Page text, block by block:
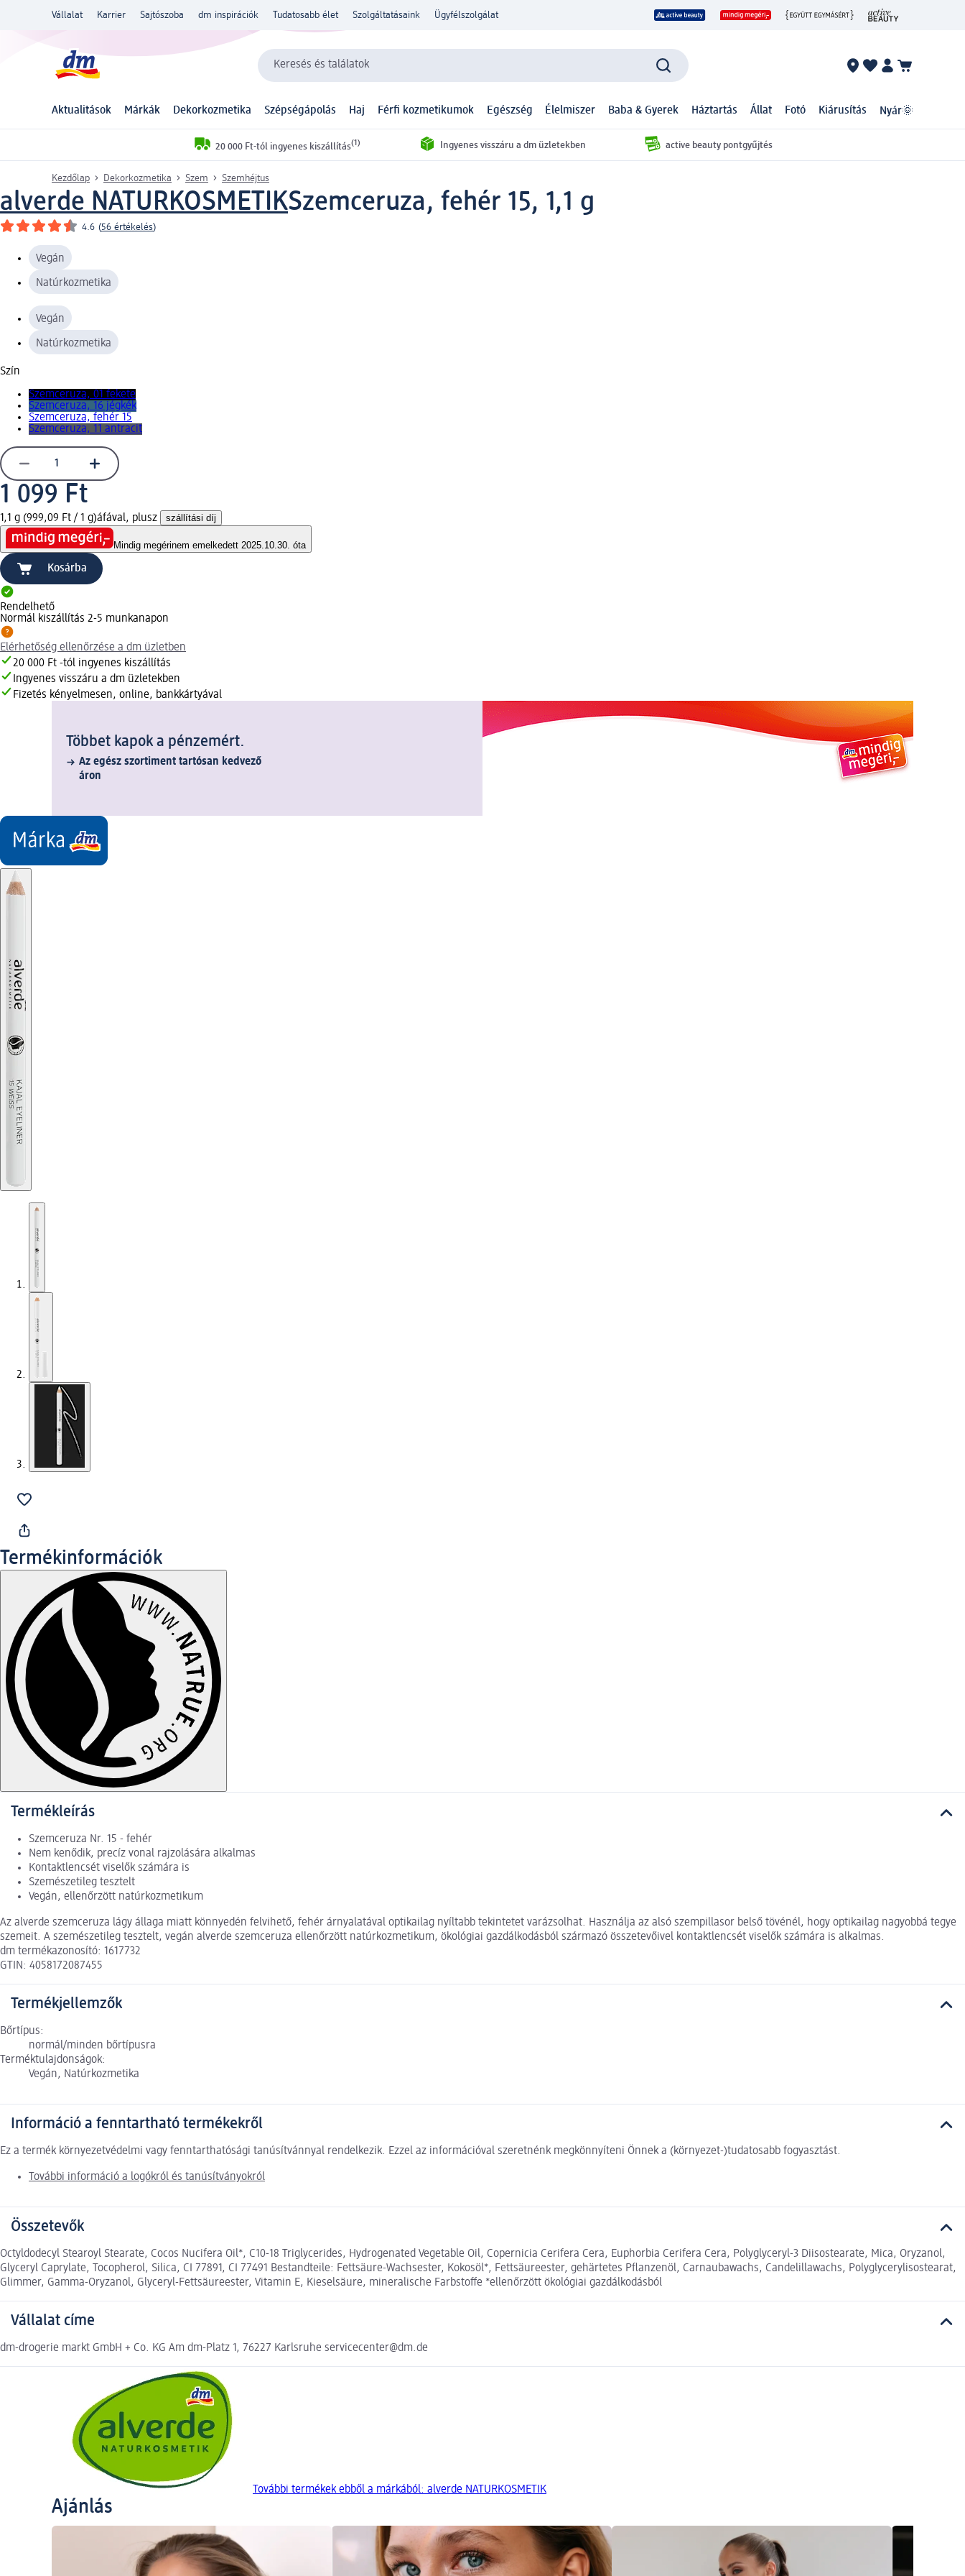
Vállalat Karrier Sajtószoba dm inspirációk Tudatosabb élet Szolgáltatásaink Ügyfélszolgálat
Keresés és találatok
Aktualitások Márkák Dekorkozmetika Szépségápolás Haj Férfi kozmetikumok Egészség Élelmiszer Baba & Gyerek Háztartás Állat Fotó Kiárusítás Nyár🌞
20 000 Ft-tól ingyenes kiszállítás(1) Ingyenes visszáru a dm üzletekben active beauty pontgyűjtés
Kezdőlap Dekorkozmetika Szem Szemhéjtus
alverde NATURKOSMETIKSzemceruza, fehér 15, 1,1 g
4.6 (56 értékelés)
Vegán
Natúrkozmetika
Vegán
Natúrkozmetika
Szín
Szemceruza, 01 fekete
Szemceruza, 16 jégkék
Szemceruza, fehér 15
Szemceruza, 11 antracit
1 099 Ft
1,1 g (999,09 Ft / 1 g)áfával, plusz szállítási díj
Mindig megérinem emelkedett 2025.10.30. óta
Kosárba
Rendelhető
Normál kiszállítás 2-5 munkanapon
Elérhetőség ellenőrzése a dm üzletben
20 000 Ft -tól ingyenes kiszállítás
Ingyenes visszáru a dm üzletekben
Fizetés kényelmesen, online, bankkártyával
Többet kapok a pénzemért.
Az egész szortiment tartósan kedvező
áron
Termékinformációk
Termékleírás
Szemceruza Nr. 15 - fehér
Nem kenődik, precíz vonal rajzolására alkalmas
Kontaktlencsét viselők számára is
Szemészetileg tesztelt
Vegán, ellenőrzött natúrkozmetikum
Az alverde szemceruza lágy állaga miatt könnyedén felvihető, fehér árnyalatával optikailag nyíltabb tekintetet varázsolhat. Használja az alsó szempillasor belső tövénél, hogy optikailag nagyobbá tegye
szemeit. A szemészetileg tesztelt, vegán alverde szemceruza ellenőrzött natúrkozmetikum, ökológiai gazdálkodásból származó összetevőivel kontaktlencsét viselők számára is alkalmas.
dm termékazonosító: 1617732
GTIN: 4058172087455
Termékjellemzők
Bőrtípus:
normál/minden bőrtípusra
Terméktulajdonságok:
Vegán, Natúrkozmetika
Információ a fenntartható termékekről
Ez a termék környezetvédelmi vagy fenntarthatósági tanúsítvánnyal rendelkezik. Ezzel az információval szeretnénk megkönnyíteni Önnek a (környezet-)tudatosabb fogyasztást.
További információ a logókról és tanúsítványokról
Összetevők
Octyldodecyl Stearoyl Stearate, Cocos Nucifera Oil*, C10-18 Triglycerides, Hydrogenated Vegetable Oil, Copernicia Cerifera Cera, Euphorbia Cerifera Cera, Polyglyceryl-3 Diisostearate, Mica, Oryzanol,
Glyceryl Caprylate, Tocopherol, Silica, CI 77891, CI 77491 Bestandteile: Fettsäure-Wachsester, Kokosöl*, Fettsäureester, gehärtetes Pflanzenöl, Carnaubawachs, Candelillawachs, Polyglycerylisostearat,
Glimmer, Gamma-Oryzanol, Glyceryl-Fettsäureester, Vitamin E, Kieselsäure, mineralische Farbstoffe *ellenőrzött ökológiai gazdálkodásból
Vállalat címe
dm-drogerie markt GmbH + Co. KG Am dm-Platz 1, 76227 Karlsruhe servicecenter@dm.de
További termékek ebből a márkából: alverde NATURKOSMETIK
Ajánlás